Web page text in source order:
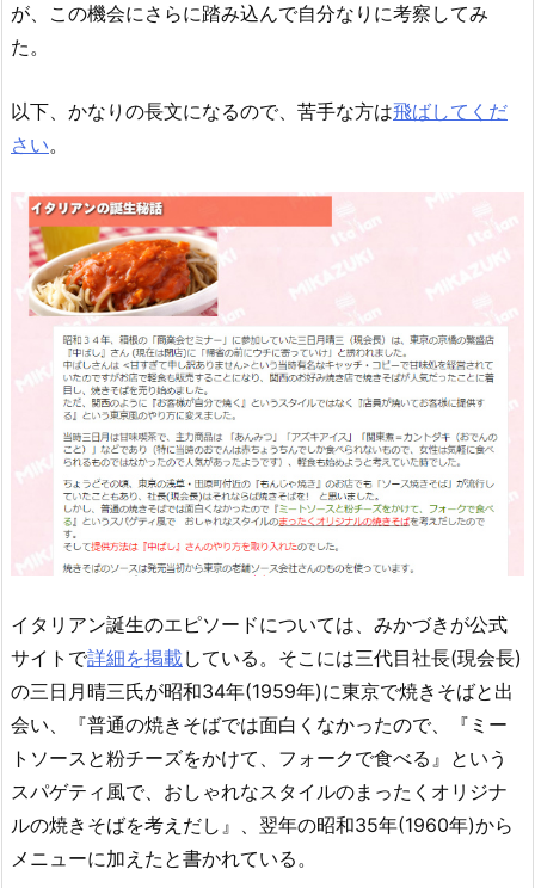
が、この機会にさらに踏み込んで自分なりに考察してみ
た。
以下、かなりの長文になるので、苦手な方は飛ばしてくだ
さい。
イタリアン誕生のエピソードについては、みかづきが公式
サイトで詳細を掲載 している。そこには三代目社長(現会長)
の三日月晴三氏が昭和34年(1959年)に東京で焼きそばと出
会い、『普通の焼きそばでは面白くなかったので、『ミー
トソースと粉チーズをかけて、フォークで食べる』という
スパゲティ風で、おしゃれなスタイルのまったくオリジナ
ルの焼きそばを考えだし』、翌年の昭和35年(1960年)から
メニューに加えたと書かれている。